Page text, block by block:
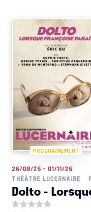
PROCHAINEMENT
26/08/26 - 01/11/26
THÉÂTRE LUCERNAIRE
Dolto -